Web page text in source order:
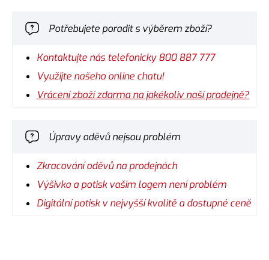
Potřebujete poradit s výběrem zboží?
Kontaktujte nás telefonicky 800 887 777
Využijte našeho online chatu!
Vrácení zboží zdarma na jakékoliv naší prodejně?
Úpravy oděvů nejsou problém
Zkracování oděvů na prodejnách
Výšivka a potisk vašim logem není problém
Digitální potisk v nejvyšší kvalitě a dostupné ceně